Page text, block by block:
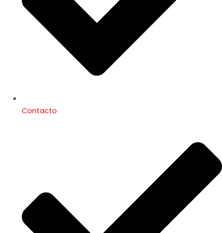
Contacto